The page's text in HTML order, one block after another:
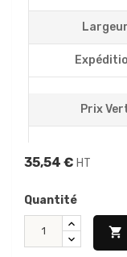
Largeur
Prix
35,54 € HT
Quantité
